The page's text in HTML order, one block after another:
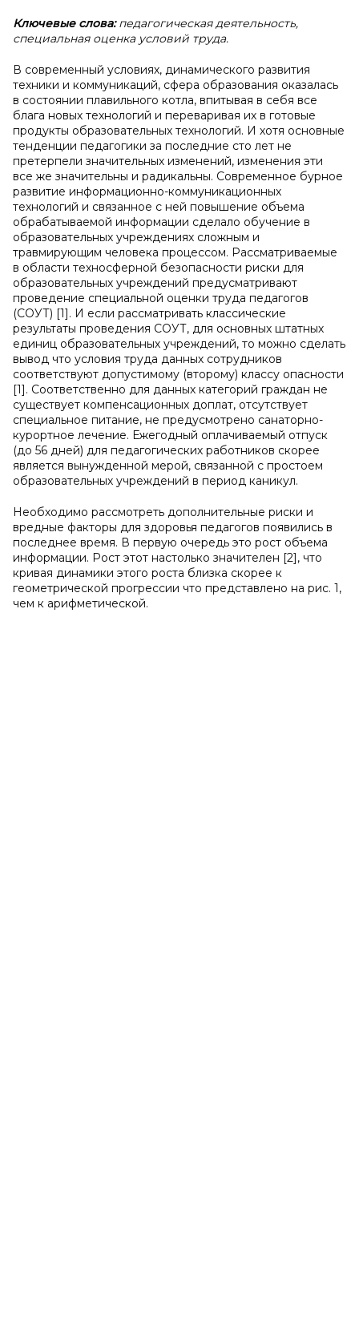
Ключевые слова:педагогическая деятельность,
специальная оценка условий труда.
В современный условиях, динамического развития
техники и коммуникаций, сфера образования оказалась
в состоянии плавильного котла, впитывая в себя все
блага новых технологий и переваривая их в готовые
продукты образовательных технологий. И хотя основные
тенденции педагогики за последние сто лет не
претерпели значительных изменений, изменения эти
все же значительны и радикальны. Современное бурное
развитие информационно-коммуникационных
технологий и связанное с ней повышение объема
обрабатываемой информации сделало обучение в
образовательных учреждениях сложным и
травмирующим человека процессом. Рассматриваемые
в области техносферной безопасности риски для
образовательных учреждений предусматривают
проведение специальной оценки труда педагогов
(СОУТ) [1]. И если рассматривать классические
результаты проведения СОУТ, для основных штатных
единиц образовательных учреждений, то можно сделать
вывод что условия труда данных сотрудников
соответствуют допустимому (второму) классу опасности
[1]. Соответственно для данных категорий граждан не
существует компенсационных доплат, отсутствует
специальное питание, не предусмотрено санаторно-
курортное лечение. Ежегодный оплачиваемый отпуск
(до 56 дней) для педагогических работников скорее
является вынужденной мерой, связанной с простоем
образовательных учреждений в период каникул.
Необходимо рассмотреть дополнительные риски и
вредные факторы для здоровья педагогов появились в
последнее время. В первую очередь это рост объема
информации. Рост этот настолько значителен [2], что
кривая динамики этого роста близка скорее к
геометрической прогрессии что представлено на рис. 1,
чем к арифметической.